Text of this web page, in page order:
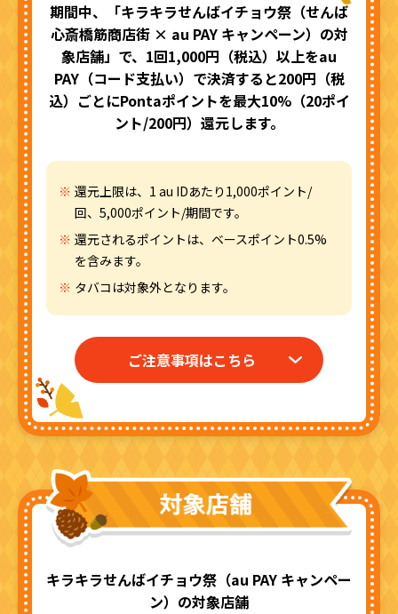
期間中、「キラキラせんばイチョウ祭 （せんば
心斎橋筋商店街 × au PAY キャンペーン）の対
象店舗」で、 1回1,000円（税込）以上をau
PAY（コード支払い）で決済すると200円（税
込）ごとにPontaポイントを最大10%（20ポイ
ント/200円）還元します。
還元上限は、1 au IDあたり1,000ポイント/
回、5,000ポイント/期間です。
還元されるポイントは、ベースポイント0.5%
を含みます。
タバコは対象外となります。
ご注意事項はこちら
キラキラせんばイチョウ祭（au PAY キャンペー
ン）の対象店舗